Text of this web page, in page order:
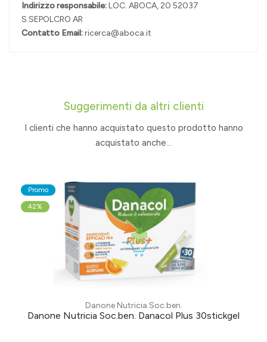
Indirizzo responsabile:LOC. ABOCA, 20 52037
S.SEPOLCRO AR
Contatto Email:ricerca@aboca.it
Suggerimenti da altri clienti
I clienti che hanno acquistato questo prodotto hanno
acquistato anche...
Promo
42%
Danone Nutricia Soc.ben.
Danone Nutricia Soc.ben. Danacol Plus 30stickgel